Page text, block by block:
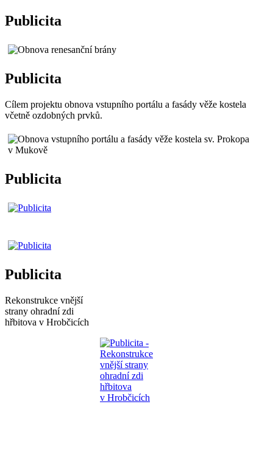
Publicita
Publicita
Cílem projektu obnova vstupního portálu a fasády věže kostela
včetně ozdobných prvků.
Publicita
Publicita
Rekonstrukce vnější
strany ohradní zdi
hřbitova v Hrobčicích